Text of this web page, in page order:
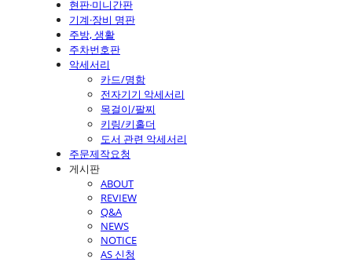
현판·미니간판
기계·장비 명판
주방, 생활
주차번호판
악세서리
카드/명함
전자기기 악세서리
목걸이/팔찌
키링/키홀더
도서 관련 악세서리
주문제작요청
게시판
ABOUT
REVIEW
Q&A
NEWS
NOTICE
AS 신청